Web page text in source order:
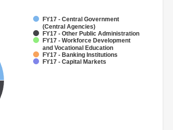
FY17 - Central Government
(Central Agencies)
FY17 - Other Public Administration
FY17 - Workforce Development
and Vocational Education
FY17 - Banking Institutions
FY17 - Capital Markets